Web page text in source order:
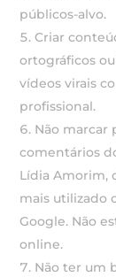
públicos-alvo.
Criar
ortográficos
vídeos virais
profissional.
Não marcar
comentários
Lídia Amorim,
mais utilizado
Google. Não
online.
Não ter um